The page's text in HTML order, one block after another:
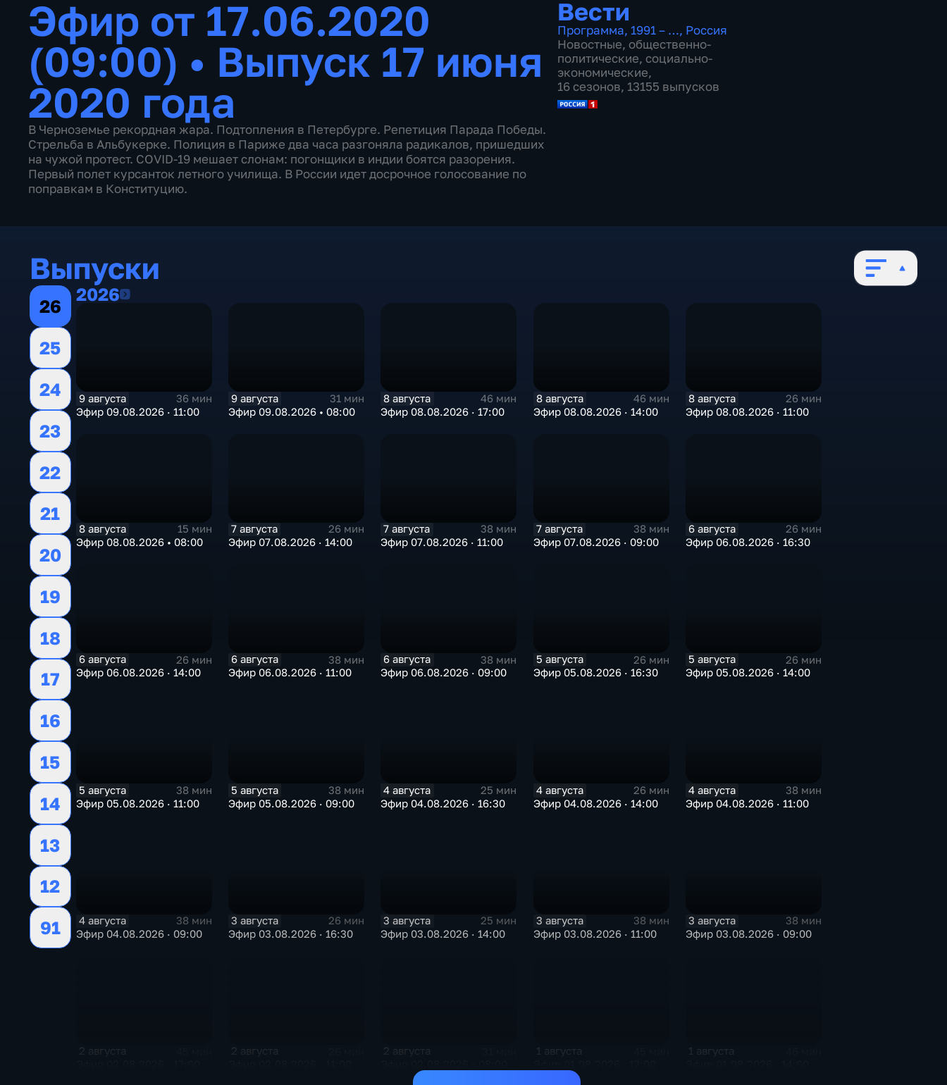
Эфир от 17.06.2020
(09:00) • Выпуск 17 июня
2020 года
В Черноземье рекордная жара. Подтопления в Петербурге. Репетиция Парада Победы.
Стрельба в Альбукерке. Полиция в Париже два часа разгоняла радикалов, пришедших
на чужой протест. COVID-19 мешает слонам: погонщики в индии боятся разорения.
Первый полет курсанток летного училища. В России идет досрочное голосование по
поправкам в Конституцию.
Вести
Программа, 1991 – …, Россия
Новостные, общественно-
политические, социально-
экономические,
16 сезонов, 13155 выпусков
Выпуски
26
25
24
23
22
21
20
19
18
17
16
15
14
13
12
91
20262026
9 августа
36 мин
Эфир 09.08.2026 · 11:00
9 августа
31 мин
Эфир 09.08.2026 • 08:00
8 августа
46 мин
Эфир 08.08.2026 · 17:00
8 августа
46 мин
Эфир 08.08.2026 · 14:00
8 августа
26 мин
Эфир 08.08.2026 · 11:00
8 августа
15 мин
Эфир 08.08.2026 • 08:00
7 августа
26 мин
Эфир 07.08.2026 · 14:00
7 августа
38 мин
Эфир 07.08.2026 · 11:00
7 августа
38 мин
Эфир 07.08.2026 · 09:00
6 августа
26 мин
Эфир 06.08.2026 · 16:30
6 августа
26 мин
Эфир 06.08.2026 · 14:00
6 августа
38 мин
Эфир 06.08.2026 · 11:00
6 августа
38 мин
Эфир 06.08.2026 · 09:00
5 августа
26 мин
Эфир 05.08.2026 · 16:30
5 августа
26 мин
Эфир 05.08.2026 · 14:00
5 августа
38 мин
Эфир 05.08.2026 · 11:00
5 августа
38 мин
Эфир 05.08.2026 · 09:00
4 августа
25 мин
Эфир 04.08.2026 · 16:30
4 августа
26 мин
Эфир 04.08.2026 · 14:00
4 августа
38 мин
Эфир 04.08.2026 · 11:00
4 августа
38 мин
Эфир 04.08.2026 · 09:00
3 августа
26 мин
Эфир 03.08.2026 · 16:30
3 августа
25 мин
Эфир 03.08.2026 · 14:00
3 августа
38 мин
Эфир 03.08.2026 · 11:00
3 августа
38 мин
Эфир 03.08.2026 · 09:00
2 августа 2 августа 2 августа 1 августа 1 августа